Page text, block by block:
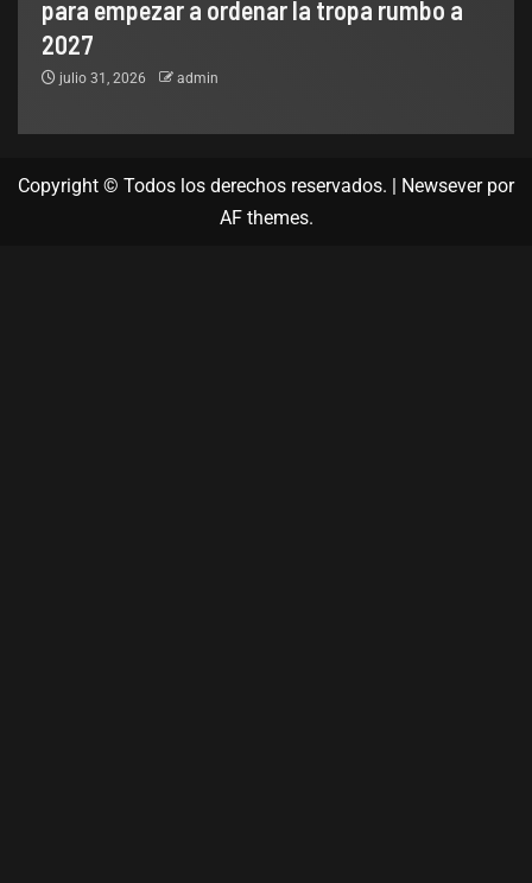
para empezar a ordenar la tropa rumbo a
2027
julio 31, 2026 admin
Copyright © Todos los derechos reservados. Newseverpor
AF themes.